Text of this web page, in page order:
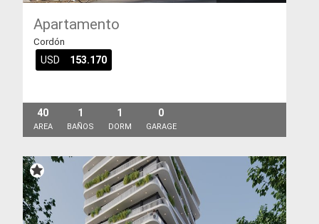
Apartamento
Cordón
USD 153.170
40
AREA
1
BAÑOS
1
DORM
0
GARAGE